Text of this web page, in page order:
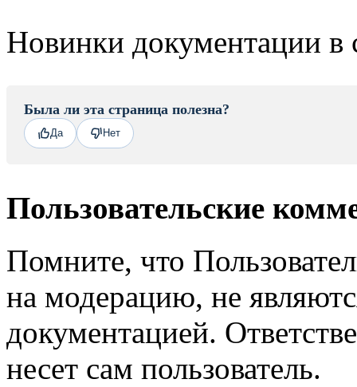
Новинки документации в
Была ли эта страница полезна?
Да Нет
Пользовательские
Помните, что
на модерацию, не
документацией.
несет сам пользователь.